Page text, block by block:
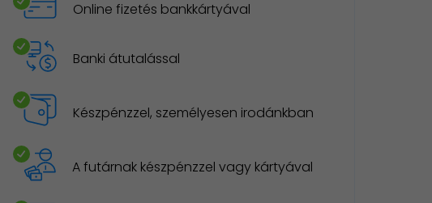
Online fizetés bankkártyával
Banki átutalással
Készpénzzel, személyesen irodánkban
A futárnak készpénzzel vagy kártyával